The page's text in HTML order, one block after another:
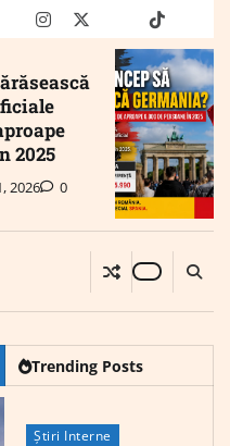
Mailinstagram
twitter truthtiktok
2025
2026 0
Trending Posts
Știri Interne